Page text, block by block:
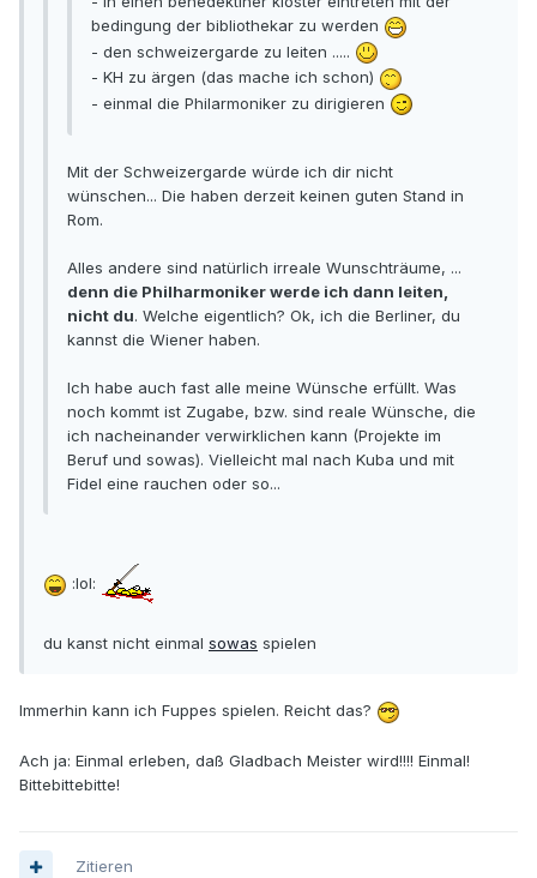
bedingung der bibliothekar zu werden
- den schweizergarde zu leiten .....
- KH zu ärgen (das mache ich schon)
- einmal die Philarmoniker zu dirigieren
Mit der Schweizergarde würde ich dir nicht
wünschen... Die haben derzeit keinen guten Stand in
Rom.
Alles andere sind natürlich irreale Wunschträume, ...
denn die Philharmoniker werde ich dann leiten,
nicht du. Welche eigentlich? Ok, ich die Berliner, du
kannst die Wiener haben.
Ich habe auch fast alle meine Wünsche erfüllt. Was
noch kommt ist Zugabe, bzw. sind reale Wünsche, die
ich nacheinander verwirklichen kann (Projekte im
Beruf und sowas). Vielleicht mal nach Kuba und mit
Fidel eine rauchen oder so...
:lol:
du kanst nicht einmal sowas spielen
Immerhin kann ich Fuppes spielen. Reicht das?
Ach ja: Einmal erleben, daß Gladbach Meister wird!!!! Einmal!
Bittebittebitte!
Zitieren